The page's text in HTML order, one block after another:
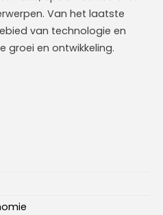
Van het laatste
van technologie en
groei en ontwikkeling.